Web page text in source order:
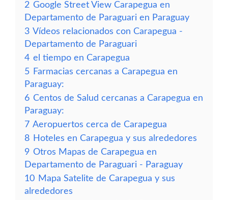
2 Google Street View Carapegua en
Departamento de Paraguari en Paraguay
3 Vídeos relacionados con Carapegua -
Departamento de Paraguari
4 el tiempo en Carapegua
5 Farmacias cercanas a Carapegua en
Paraguay:
6 Centos de Salud cercanas a Carapegua en
Paraguay:
7 Aeropuertos cerca de Carapegua
8 Hoteles en Carapegua y sus alrededores
9 Otros Mapas de Carapegua en
Departamento de Paraguari - Paraguay
10 Mapa Satelite de Carapegua y sus
alrededores